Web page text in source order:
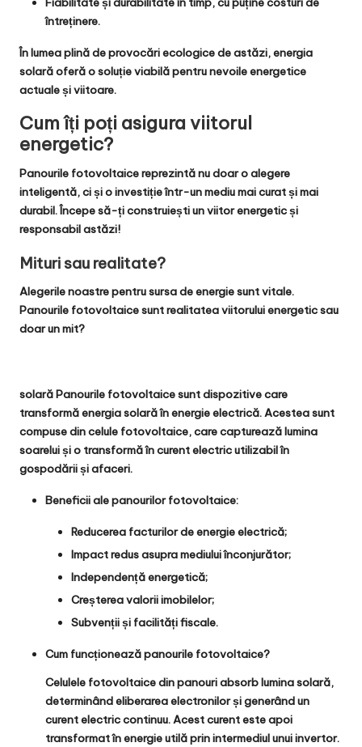
întreținere.
Înlumea plină de provocări ecologicede astăzi,energia
solarăoferăo soluție viabilăpentru nevoile energetice
actuale și viitoare.
Cum îți poți asigura viitorul
energetic?
Panourile fotovoltaicereprezintă nu doar oalegere
inteligentă, ci șio investiție într-un mediu mai curat și mai
durabil. Începe să-ți construiești un viitorenergetic și
responsabilastăzi!
Mituri sau realitate?
Alegerile noastre pentru sursa de energie sunt vitale.
Panourile fotovoltaice suntrealitateaviitorului energetic sau
doar unmit?
solarăPanourile fotovoltaice sunt dispozitive care
transformă energia solară în energie electrică. Acestea sunt
compuse din celule fotovoltaice, care capturează lumina
soarelui și o transformă în curent electric utilizabil în
gospodării și afaceri.
Beneficii ale panourilor fotovoltaice:
Reducerea facturilor de energie electrică;
Impact redus asupra mediului înconjurător;
Independență energetică;
Creșterea valorii imobilelor;
Subvenții și facilități fiscale.
Cum funcționează panourile fotovoltaice?
Celulele fotovoltaice din panouri absorb lumina solară,
determinând eliberarea electronilor și generând un
curent electric continuu. Acest curent este apoi
transformat în energie utilă prin intermediul unui invertor.